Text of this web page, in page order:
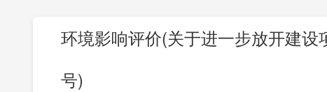
环境影响评价(关于进一步放开建
号)